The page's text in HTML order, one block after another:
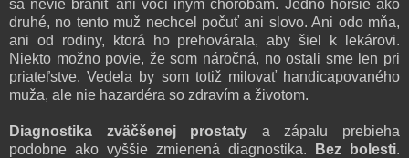
sa nevie brániť ani voči iným chorobám. Jedno horšie ako
druhé, no tento muž nechcel počuť ani slovo. Ani odo mňa,
ani od rodiny, ktorá ho prehovárala, aby šiel k lekárovi.
Niekto možno povie, že som náročná, no ostali sme len pri
priateľstve. Vedela by som totiž milovať handicapovaného
muža, ale nie hazardéra so zdravím a životom.
Diagnostika zväčšenej prostaty a zápalu prebieha
podobne ako vyššie zmienená diagnostika.
Bez bolesti.